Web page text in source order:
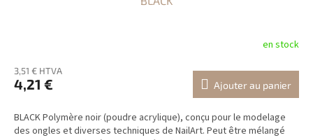
en stock
3,51 € HTVA
4,21 € Ajouter au panier
BLACK Polymère noir (poudre acrylique), conçu pour le modelage
des ongles et diverses techniques de NailArt. Peut être mélangé